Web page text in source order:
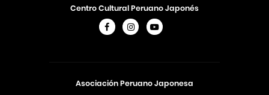
Asociación Peruano Japonesa
Centro Cultural Peruano Japonés